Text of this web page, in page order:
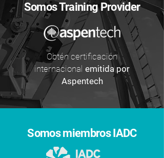
Somos Training Provider
Obtén certificación
internacional emitida por
Aspentech
Somos miembros IADC